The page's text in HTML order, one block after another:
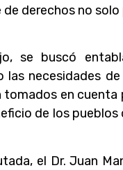
derechos no
se buscó
necesidades
en
de los pueblos
el Dr. Juan